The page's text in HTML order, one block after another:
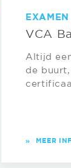
EXAMEN
VCA
Altijd
de
» MEER